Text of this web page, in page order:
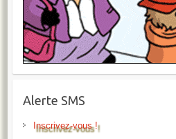
Alerte SMS
Inscrivez-vous !